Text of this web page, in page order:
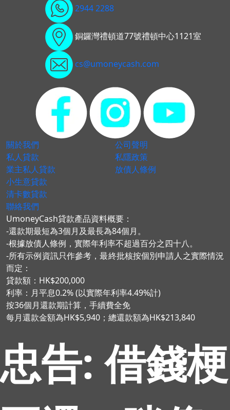
2944 2288
銅鑼灣禮頓道77號禮頓中心1121室
cs@umoneycash.com
關於我們
私人貸款
業主私人貸款
小生意貸款
清卡數貸款
聯絡我們
公司聲明
私隱政策
放債人條例
UmoneyCash貸款產品資料概要：
-還款期最短為3個月及最長為84個月。
-根據放債人條例，實際年利率不超過百分之四十八。
-所有示例資訊只作參考，最終批核按個別申請人之實際情況
而定：
貸款額：HK$200,000
利率：月平息0.2% (以實際年利率4.49%計)
按36個月還款期計算，手續費全免
每月還款金額為HK$5,940；總還款額為HK$213,840
忠告: 借錢梗